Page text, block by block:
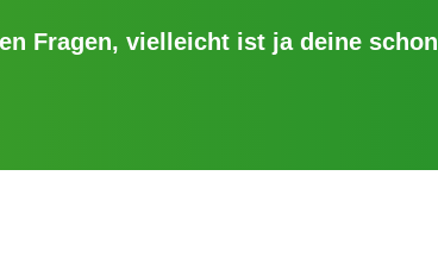
Fragen, vielleicht ist ja deine schon